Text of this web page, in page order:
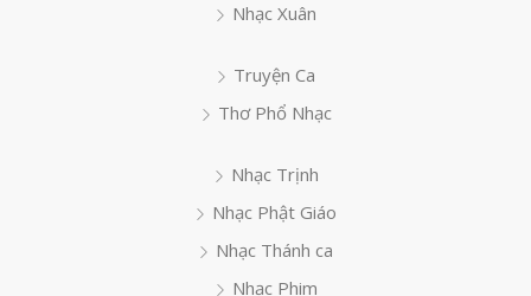
Nhạc Xuân
Truyện Ca
Thơ Phổ Nhạc
Nhạc Trịnh
Nhạc Phật Giáo
Nhạc Thánh ca
Nhạc Phim